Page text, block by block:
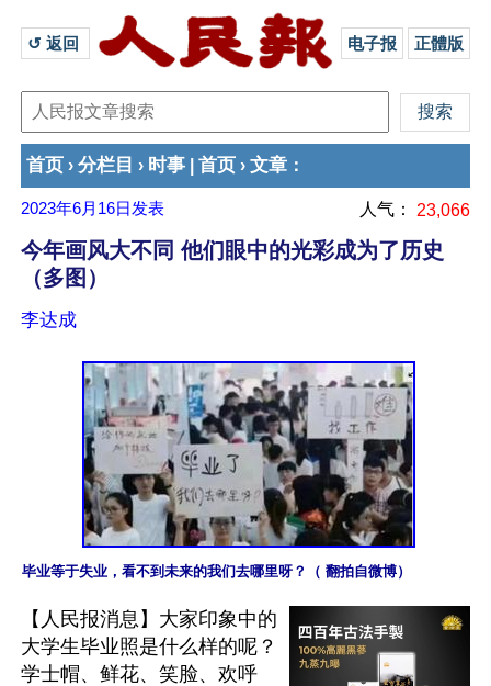
↺ 返回 电子报 正體版
首页 › 分栏目 › 时事 首页 › 文章 ：
2023年6月16日 发表 人气： 23,066
今年画风大不同 他们眼中的光彩成为了历史
（多图）
李达成
毕业等于失业，看不到未来的我们去哪里呀？（ 翻拍自微博）
【人民报消息】大家印象中的
大学生毕业照是什么样的呢？
学士帽、鲜花、笑脸、欢呼